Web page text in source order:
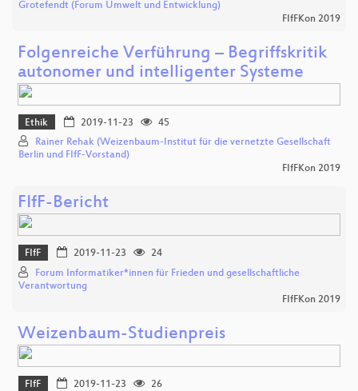
Grotefendt (Forum Umwelt und Entwicklung)
FIfFKon 2019
Folgenreiche Verführung – Begriffskritik
autonomer und intelligenter Systeme
Ethik 2019-11-23
45
Rainer Rehak (Weizenbaum-Institut für die vernetzte Gesellschaft
Berlin und FIfF-Vorstand)
FIfFKon 2019
FIfF-Bericht
FIfF 2019-11-23
24
Forum Informatiker*innen für Frieden und gesellschaftliche
Verantwortung
FIfFKon 2019
Weizenbaum-Studienpreis
FIfF 2019-11-23
26